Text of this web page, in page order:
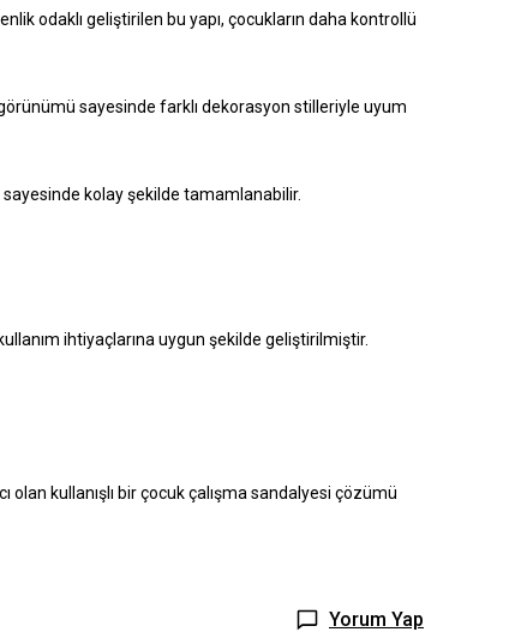
odaklı geliştirilen bu yapı, çocukların daha kontrollü
sayesinde farklı dekorasyon stilleriyle uyum
sayesinde kolay şekilde tamamlanabilir.
ihtiyaçlarına uygun şekilde geliştirilmiştir.
olan kullanışlı bir çocuk çalışma sandalyesi çözümü
Yorum Yap